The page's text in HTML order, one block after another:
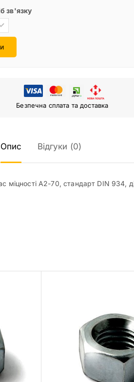
зв'язку
Безпечна сплата та доставка
Опис Відгуки (0)
міцності А2-70, стандарт DIN 934,